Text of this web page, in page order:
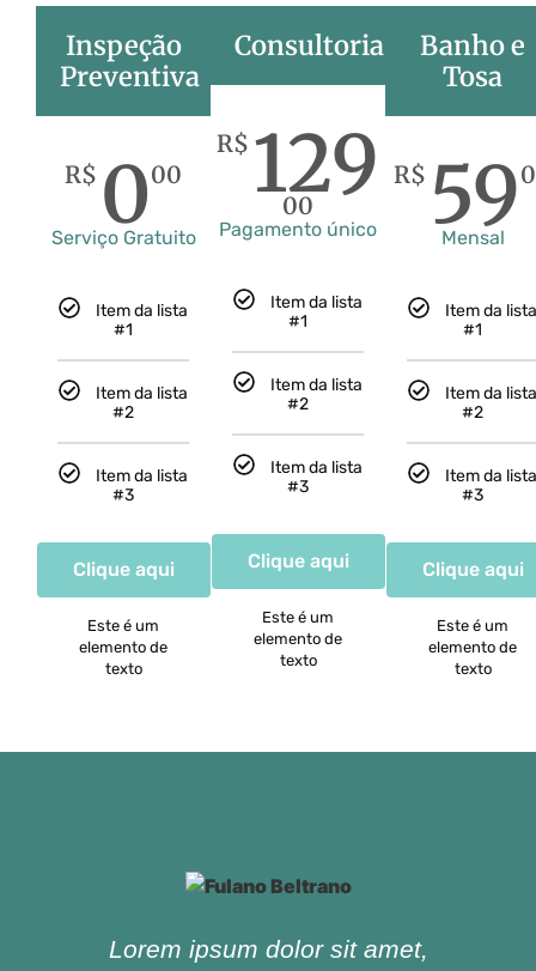
Inspeção
Preventiva
R$ 000
Serviço Gratuito
Item da lista
#1
Item da lista
#2
Item da lista
#3
Clique aqui
Este é um
elemento de
texto
Consultoria
R$ 129
00
Pagamento único
Item da lista
#1
Item da lista
#2
Item da lista
#3
Clique aqui
Este é um
elemento de
texto
Banho e
Tosa
R$ 59
Mensal
Item da
#1
Item da
#2
Item da
#3
Clique aqui
Este é um
elemento de
texto
Lorem ipsum dolor sit amet,